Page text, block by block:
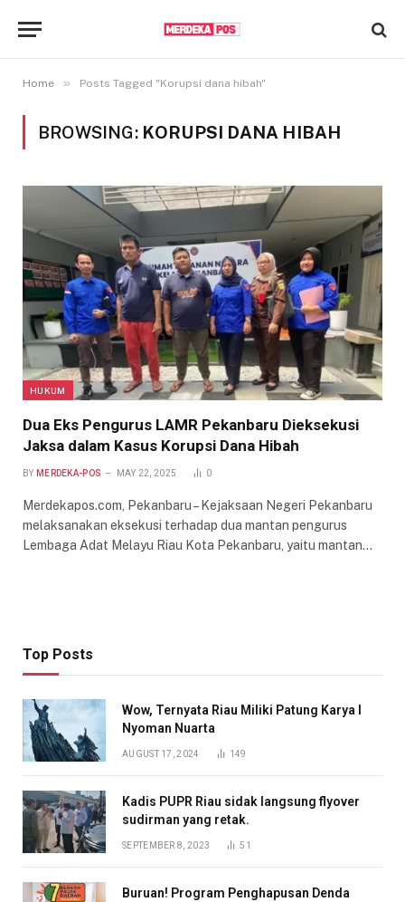
Home » Posts Tagged "Korupsi dana hibah"
BROWSING: KORUPSI DANA HIBAH
HUKUM
Dua Eks Pengurus LAMR Pekanbaru Dieksekusi
Jaksa dalam Kasus Korupsi Dana Hibah
BY MERDEKA-POS MAY 22, 2025 0
Merdekapos.com, Pekanbaru – Kejaksaan Negeri Pekanbaru
melaksanakan eksekusi terhadap dua mantan pengurus
Lembaga Adat Melayu Riau Kota Pekanbaru, yaitu mantan…
Top Posts
Wow, Ternyata Riau Miliki Patung Karya I
Nyoman Nuarta
AUGUST 17, 2024 149
Kadis PUPR Riau sidak langsung flyover
sudirman yang retak.
SEPTEMBER 8, 2023 51
Buruan! Program Penghapusan Denda